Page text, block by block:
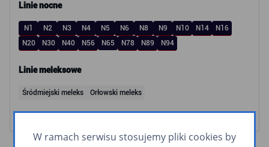
Linie nocne
N1 N2 N3 N4 N5 N6 N8 N9 N10 N14
N16
N20
N30 N40 N56 N65 N78 N89 N94
Linie meleksowe
Śródmiejski meleks Orłowski meleks
W ramach serwisu stosujemy pliki cookies by